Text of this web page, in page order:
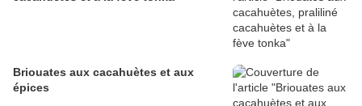
Briouates aux cacahuètes et aux
épices